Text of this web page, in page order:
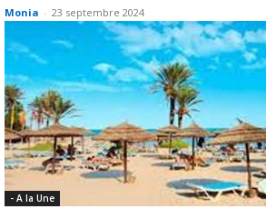
Monia - 23 septembre 2024
- A la Une